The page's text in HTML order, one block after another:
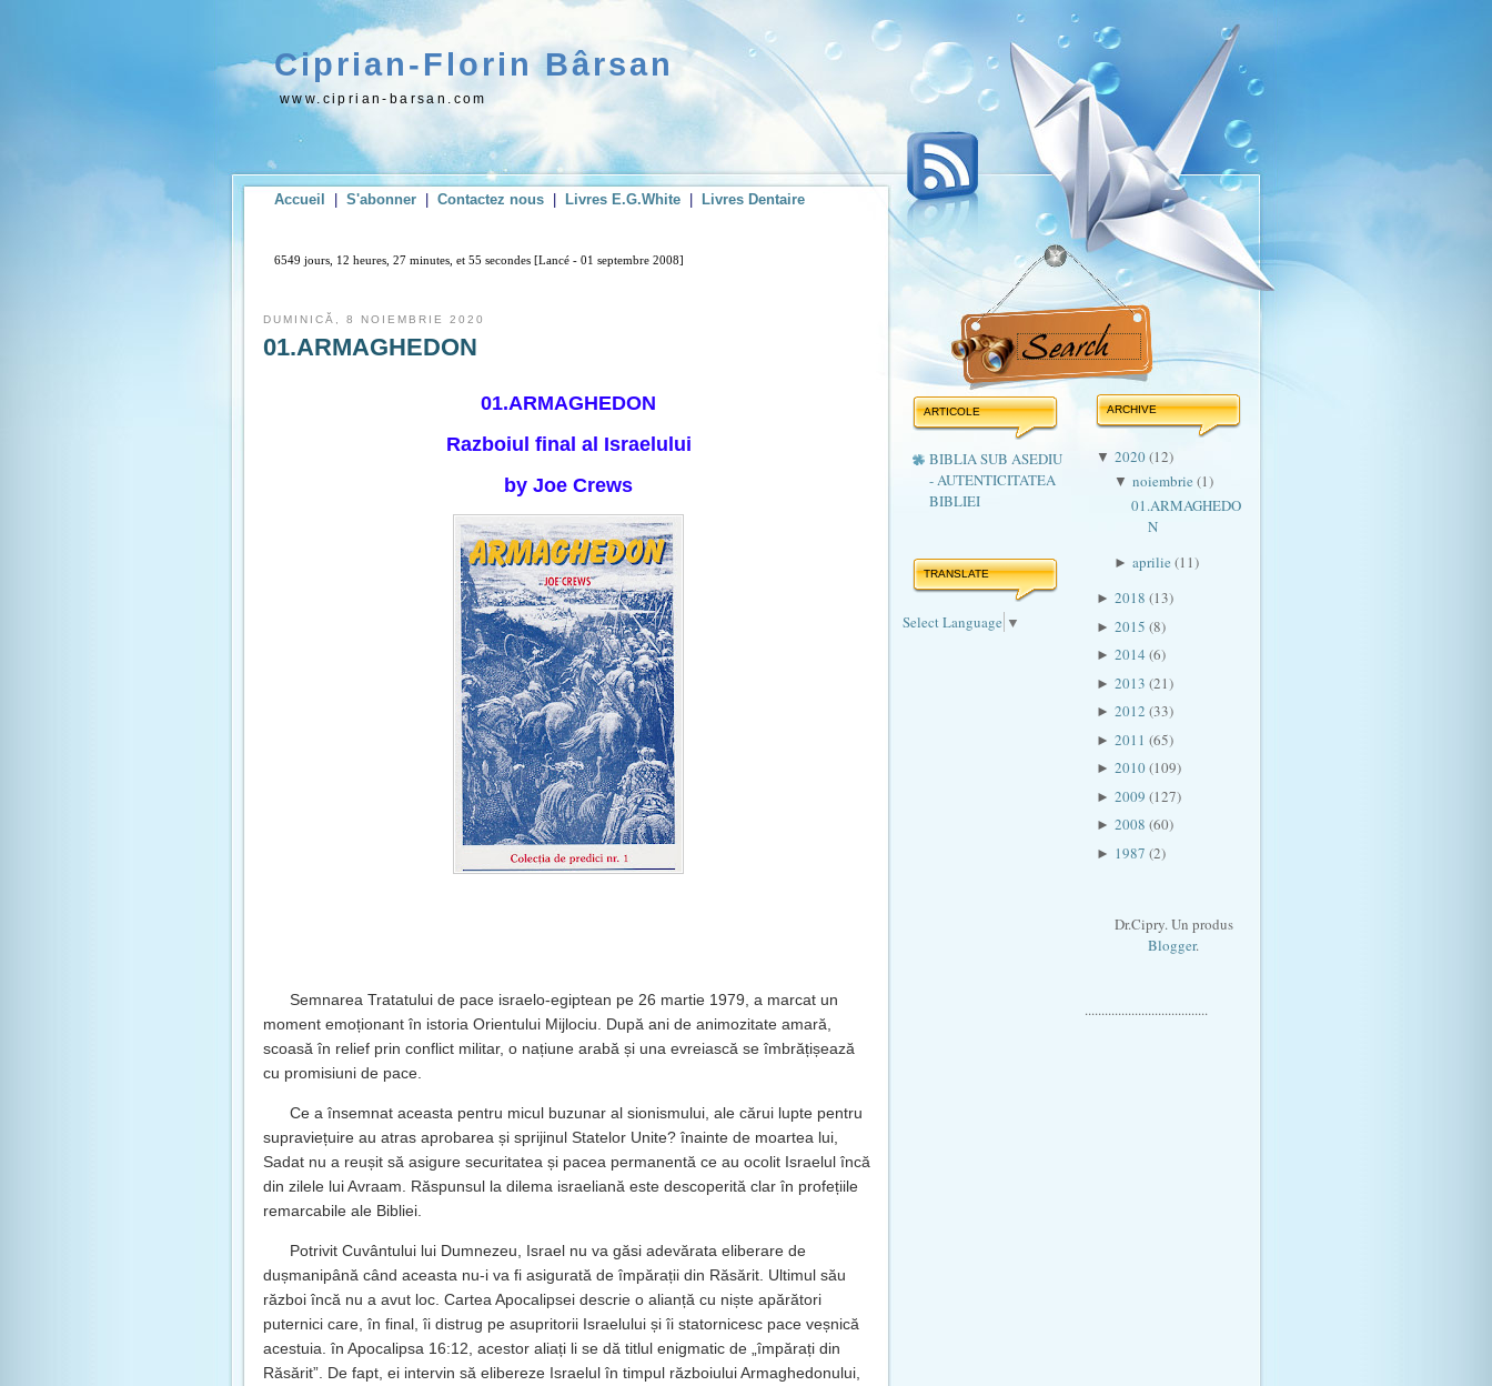
Ciprian-Florin Bârsan
www.ciprian-barsan.com
Accueil S'abonner Contactez nous Livres E.G.White Livres Dentaire
6549 jours, 12 heures, 27 minutes, et 56 secondes [Lancé - 01 septembre 2008]
DUMINICĂ, 8 NOIEMBRIE 2020
01.ARMAGHEDON
01.ARMAGHEDON
Razboiul final al Israelului
by Joe Crews
Semnarea Tratatului de pace israelo-egiptean pe 26 martie 1979, a marcat un
moment emoționant în istoria Orientului Mijlociu. După ani de animozitate amară,
scoasă în relief prin conflict militar, o națiune arabă și una evreiască se îmbrățișează
cu promisiuni de pace.
Ce a însemnat aceasta pentru micul buzunar al sionismului, ale cărui lupte pentru
supraviețuire au atras aprobarea și sprijinul Statelor Unite? înainte de moartea lui,
Sadat nu a reușit să asigure securitatea și pacea permanentă ce au ocolit Israelul încă
din zilele lui Avraam. Răspunsul la dilema israeliană este descoperită clar în profețiile
remarcabile ale Bibliei.
Potrivit Cuvântului lui Dumnezeu, Israel nu va găsi adevărata eliberare de
dușmanipână când aceasta nu-i va fi asigurată de împărații din Răsărit. Ultimul său
război încă nu a avut loc. Cartea Apocalipsei descrie o alianță cu niște apărători
puternici care, în final, îi distrug pe asupritorii Israelului și îi statornicesc pace veșnică
acestuia. în Apocalipsa 16:12, acestor aliați li se dă titlul enigmatic de „împărați din
Răsărit”. De fapt, ei intervin să elibereze Israelul în timpul războiului Armaghedonului,
ARCHIVE
▼ 2020(12)
▼ noiembrie (1)
01.ARMAGHEDO
N
► aprilie (11)
► 2018 (13)
► 2015 (8)
► 2014 (6)
► 2013 (21)
► 2012 (33)
► 2011 (65)
► 2010(109)
► 2009 (127)
► 2008 (60)
► 1987 (2)
Dr.Cipry. Un produs
Blogger.
.....................................
ARTICOLE
BIBLIA SUB ASEDIU
- AUTENTICITATEA
BIBLIEI
TRANSLATE
Select Language ▼